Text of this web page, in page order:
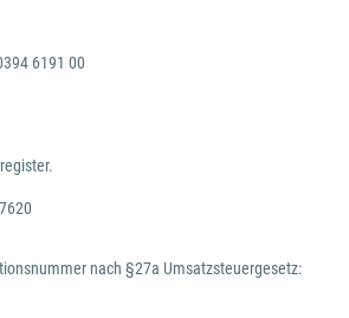
6191 00
nach §27a Umsatzsteuergesetz: